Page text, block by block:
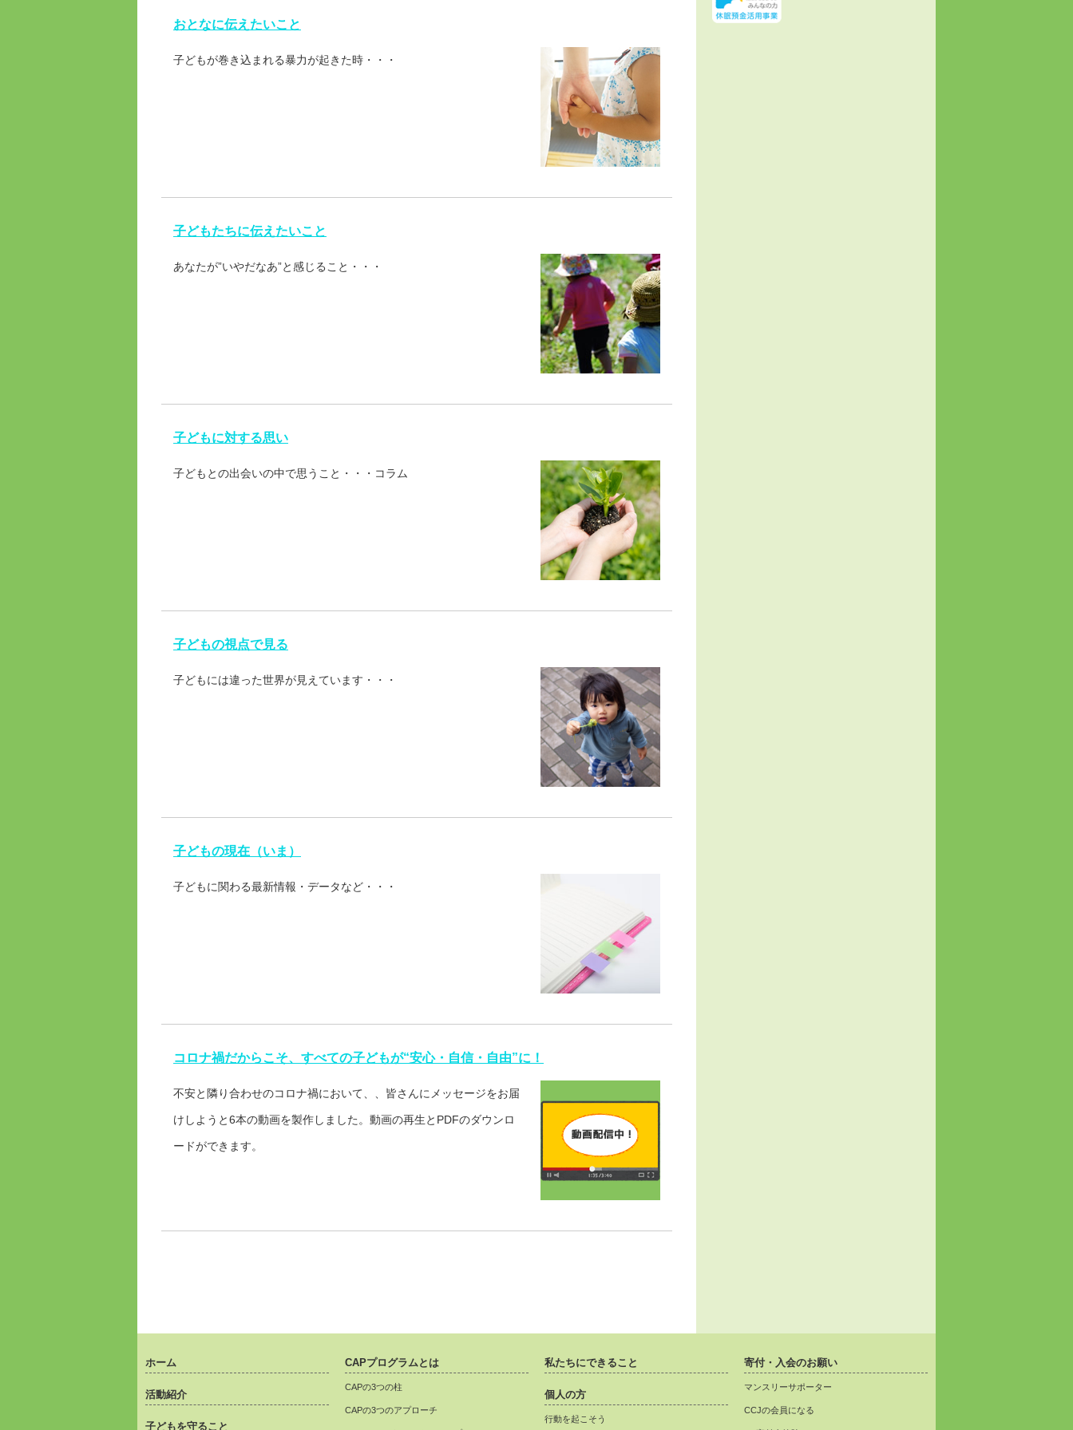
おとなに伝えたいこと
子どもが巻き込まれる暴力が起きた時・・・
子どもたちに伝えたいこと
あなたが”いやだなあ”と感じること・・・
子どもに対する思い
子どもとの出会いの中で思うこと・・・コラム
子どもの視点で見る
子どもには違った世界が見えています・・・
子どもの現在（いま）
子どもに関わる最新情報・データなど・・・
コロナ禍だからこそ、すべての子どもが“安心・自信・自由”に！
不安と隣り合わせのコロナ禍において、、皆さんにメッセージをお届
けしようと6本の動画を製作しました。動画の再生とPDFのダウンロ
ードができます。
ホーム
活動紹介
子どもを守ること
CAPプログラムとは
CAPの3つの柱
CAPの3つのアプローチ
私たちにできること
個人の方
行動を起こそう
寄付・入会のお願い
マンスリーサポーター
CCJの会員になる